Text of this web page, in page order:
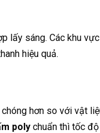
lấy sáng. Các khu vực
hiệu quả.
hơn so với vật
poly chuẩn thì tốc độ